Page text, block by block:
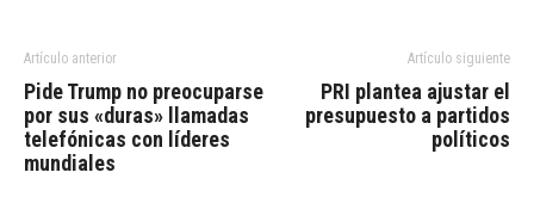
Artículo anterior
Pide Trump no preocuparse
por sus «duras» llamadas
telefónicas con líderes
mundiales
Artículo siguiente
PRI plantea ajustar el
presupuesto a partidos
políticos